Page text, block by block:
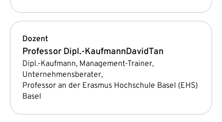
Dozent
Professor Dipl.-KaufmannDavidTan
Dipl.-Kaufmann, Management-Trainer,
Unternehmensberater,
Professor an der Erasmus Hochschule Basel (EHS)
Basel